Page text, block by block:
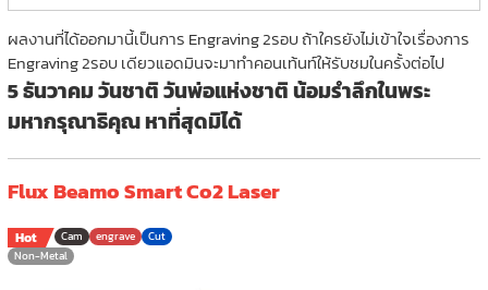
ผลงานที่ได้ออกมานี้เป็นการ Engraving 2รอบ ถ้าใครยังไม่เข้าใจเรื่องการ
Engraving 2รอบ เดียวแอดมินจะมาทำคอนเท้นท์ให้รับชมในครั้งต่อไป
5 ธันวาคม วันชาติ วันพ่อแห่งชาติ น้อมรำลึกในพระ
มหากรุณาธิคุณ หาที่สุดมิได้
Flux Beamo Smart Co2 Laser
Hot Cam engrave
Cut
Non-Metal